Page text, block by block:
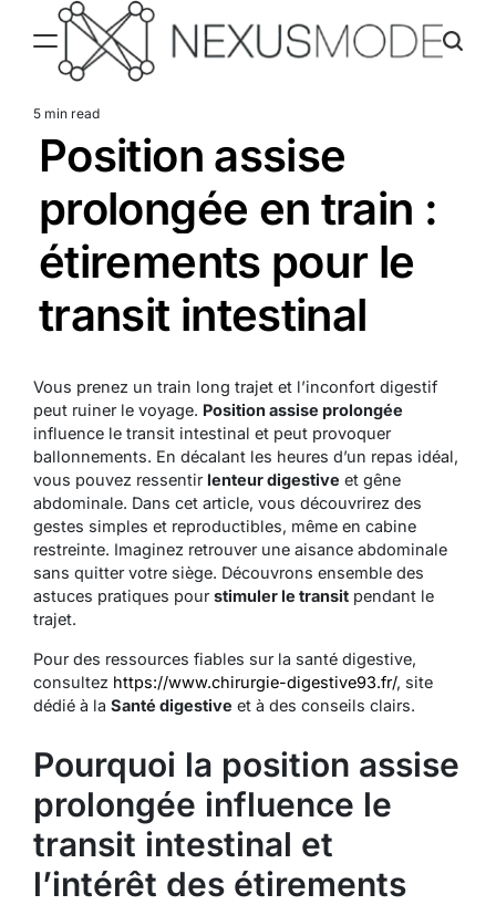
content
Estimated
read
time
5 min read
Position assise
prolongée en train :
étirements pour le
transit intestinal
Vous prenez un train long trajet et l’inconfort digestif
peut ruiner le voyage. Position assise prolongée
influence le transit intestinal et peut provoquer
ballonnements. En décalant les heures d’un repas idéal,
vous pouvez ressentir lenteur digestive et gêne
abdominale. Dans cet article, vous découvrirez des
gestes simples et reproductibles, même en cabine
restreinte. Imaginez retrouver une aisance abdominale
sans quitter votre siège. Découvrons ensemble des
astuces pratiques pourstimuler le transit pendant le
trajet.
Pour des ressources fiables sur la santé digestive,
consultez https://www.chirurgie-digestive93.fr/, site
dédié à la Santé digestive et à des conseils clairs.
Pourquoi la position assise
prolongée influence le
transit intestinal et
l’intérêt des étirements